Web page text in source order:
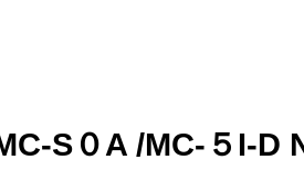
S０A /MC-５I-D